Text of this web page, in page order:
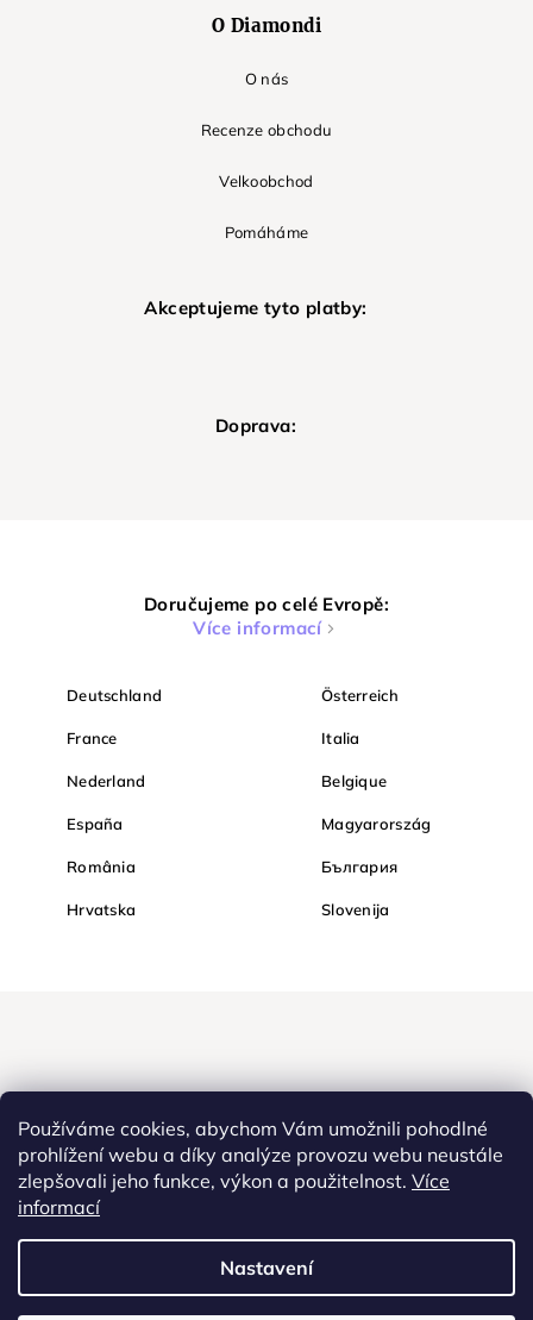
Používáme cookies, abychom Vám umožnili pohodlné
prohlížení webu a díky analýze provozu webu neustále
zlepšovali jeho funkce, výkon a použitelnost. Více
informací
Nastavení
O Diamondi
O nás
Recenze obchodu
Velkoobchod
Pomáháme
Akceptujeme tyto platby:
Doprava:
Doručujeme po celé Evropě:
Více informací
Deutschland Österreich
France Italia
Nederland Belgique
España Magyarország
România България
Hrvatska Slovenija
Nakupujte na Diamondi bezpečně a bez obav. Díky HTTPS
podobě.